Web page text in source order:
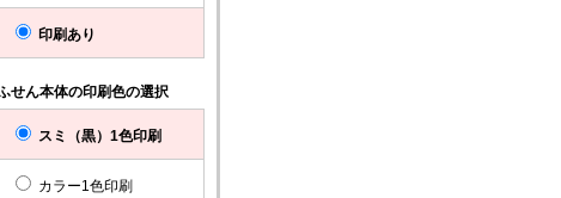
印刷あり
せん本体の印刷色の選択
スミ（黒）1色印刷
カラー1色印刷